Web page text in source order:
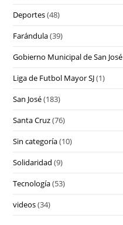
Deportes(48)
Farándula(39)
Gobierno Municipal de San José
Liga de Futbol Mayor SJ(1)
San José(183)
Santa Cruz(76)
Sin categoría(10)
Solidaridad (9)
Tecnología(53)
videos(34)